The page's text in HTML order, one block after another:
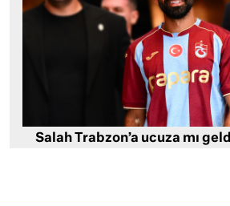
Salah Trabzon’a ucuza mı